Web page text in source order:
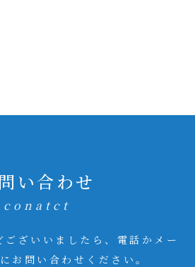
い合わせ
conatct
ございいましたら、電話かメー
お問い合わせください。